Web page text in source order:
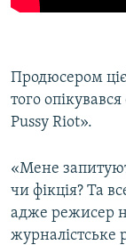
Продюсером
того
Pussy Riot».
«Мене
чи фікція? Та
адже режисер
журналістське